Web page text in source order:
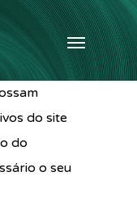
do site
do
o seu